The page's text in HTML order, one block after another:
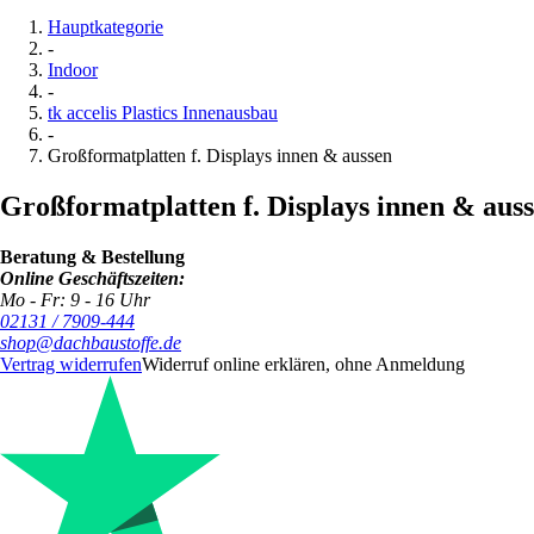
Hauptkategorie
-
Indoor
-
tk accelis Plastics Innenausbau
-
Großformatplatten f. Displays innen & aussen
Großformatplatten f. Displays innen &
Beratung & Bestellung
Online Geschäftszeiten:
Mo - Fr: 9 - 16 Uhr
02131 / 7909-444
shop@dachbaustoffe.de
Vertrag widerrufenWiderruf online erklären, ohne Anmeldung